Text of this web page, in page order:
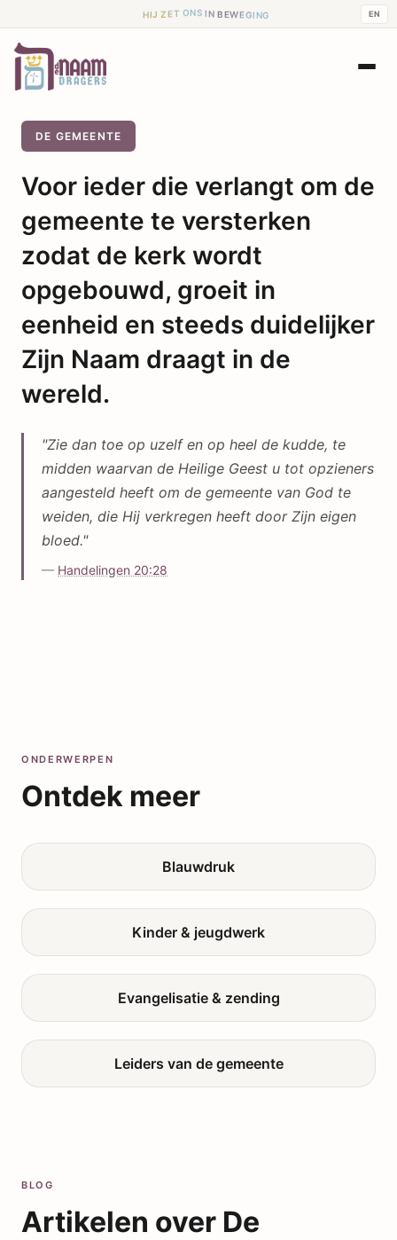
HIJ ZET ONS IN BEWEGING EN
DE GEMEENTE
Voor ieder die verlangt om de
gemeente te versterken
zodat de kerk wordt
opgebouwd, groeit in
eenheid en steeds duidelijker
Zijn Naam draagt in de
wereld.
"Zie dan toe op uzelf en op heel de kudde, te
midden waarvan de Heilige Geest u tot opzieners
aangesteld heeft om de gemeente van God te
weiden, die Hij verkregen heeft door Zijn eigen
bloed."
— Handelingen 20:28
ONDERWERPEN
Ontdek meer
Blauwdruk
Kinder & jeugdwerk
Evangelisatie & zending
Leiders van de gemeente
BLOG
Artikelen over De